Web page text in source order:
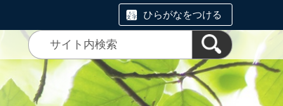
ひらがなをつける